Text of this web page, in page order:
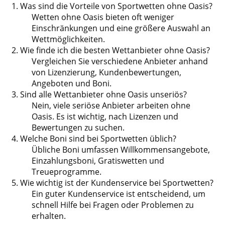
1. Was sind die Vorteile von Sportwetten ohne Oasis?
Wetten ohne Oasis bieten oft weniger
Einschränkungen und eine größere Auswahl an
Wettmöglichkeiten.
2. Wie finde ich die besten Wettanbieter ohne Oasis?
Vergleichen Sie verschiedene Anbieter anhand
von Lizenzierung, Kundenbewertungen,
Angeboten und Boni.
3. Sind alle Wettanbieter ohne Oasis unseriös?
Nein, viele seriöse Anbieter arbeiten ohne
Oasis. Es ist wichtig, nach Lizenzen und
Bewertungen zu suchen.
4. Welche Boni sind bei Sportwetten üblich?
Übliche Boni umfassen Willkommensangebote,
Einzahlungsboni, Gratiswetten und
Treueprogramme.
5. Wie wichtig ist der Kundenservice bei Sportwetten?
Ein guter Kundenservice ist entscheidend, um
schnell Hilfe bei Fragen oder Problemen zu
erhalten.